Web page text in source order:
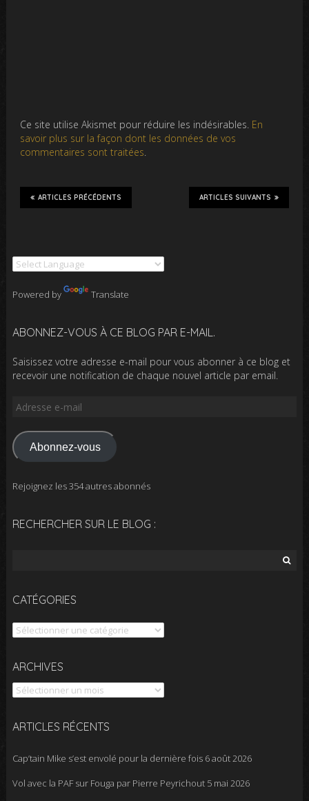
Ce site utilise Akismet pour réduire les indésirables. En
savoir plus sur la façon dont les données de vos
commentaires sont traitées.
ARTICLES SUIVANTS
ARTICLES PRÉCÉDENTS
Powered by Translate
ABONNEZ-VOUS À CE BLOG PAR E-MAIL.
Saisissez votre adresse e-mail pour vous abonner à ce blog et
recevoir une notification de chaque nouvel article par email.
Adresse
mail
Abonnez-vous
Rejoignez les 354 autres abonnés
RECHERCHER SUR LE BLOG :
CATÉGORIES
Catégories
ARCHIVES
Archives
ARTICLES RÉCENTS
Cap’tain Mike s’est envolé pour la dernière fois 6 août 2026
Vol avec la PAF sur Fouga par Pierre Peyrichout 5 mai 2026